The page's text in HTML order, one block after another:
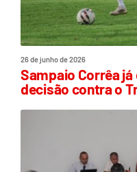
26 de junho de 2026
Sampaio Corrêa
decisão contra o